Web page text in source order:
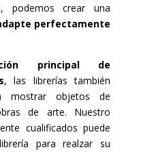
podemos crear una
perfectamente
principal de
, las librerías también
mostrar objetos de
de arte. Nuestro
cualificados puede
para realzar su